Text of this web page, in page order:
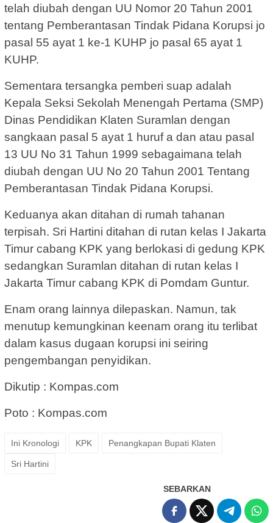
telah diubah dengan UU Nomor 20 Tahun 2001
tentang Pemberantasan Tindak Pidana Korupsi jo
pasal 55 ayat 1 ke-1 KUHP jo pasal 65 ayat 1
KUHP.
Sementara tersangka pemberi suap adalah
Kepala Seksi Sekolah Menengah Pertama (SMP)
Dinas Pendidikan Klaten Suramlan dengan
sangkaan pasal 5 ayat 1 huruf a dan atau pasal
13 UU No 31 Tahun 1999 sebagaimana telah
diubah dengan UU No 20 Tahun 2001 Tentang
Pemberantasan Tindak Pidana Korupsi.
Keduanya akan ditahan di rumah tahanan
terpisah. Sri Hartini ditahan di rutan kelas I Jakarta
Timur cabang KPK yang berlokasi di gedung KPK
sedangkan Suramlan ditahan di rutan kelas I
Jakarta Timur cabang KPK di Pomdam Guntur.
Enam orang lainnya dilepaskan. Namun, tak
menutup kemungkinan keenam orang itu terlibat
dalam kasus dugaan korupsi ini seiring
pengembangan penyidikan.
Dikutip : Kompas.com
Poto : Kompas.com
Ini Kronologi KPK Penangkapan Bupati Klaten
Sri Hartini
SEBARKAN